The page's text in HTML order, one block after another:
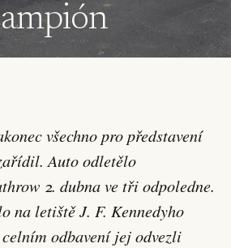
všechno pro představení
Auto odletělo
2. dubna ve tři odpoledne.
na letiště J. F. Kennedyho
odbavení jej odvezli